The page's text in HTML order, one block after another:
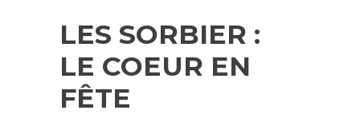
LES SORBIER :
LE COEUR EN
FÊTE